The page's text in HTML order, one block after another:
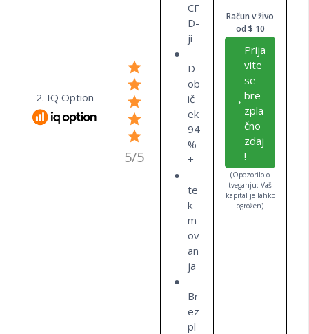
2. IQ Option
5/5
CF
D-
ji
D
ob
ič
ek
94
%
+
te
k
m
ov
an
ja
Br
ez
pl
Račun v živo
od $ 10
Prija
vite
se
bre
zpla
čno
zdaj
!
(Opozorilo o
tveganju: Vaš
kapital je lahko
ogrožen)